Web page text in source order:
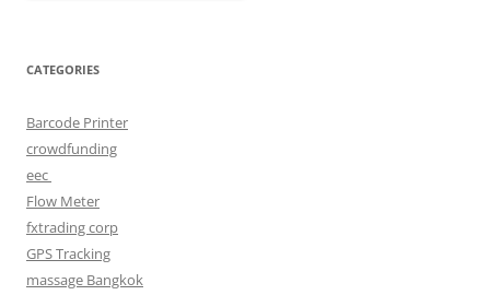
CATEGORIES
Barcode Printer
crowdfunding
eec
Flow Meter
fxtrading corp
GPS Tracking
massage Bangkok